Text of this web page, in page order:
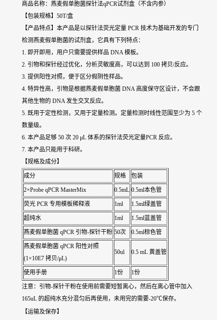
商品名称：燕麦假单胞菌探针法qPCR试剂盒（不含内参）
【包装规格】50T/盒
【产品特点】本产品是以探针法荧光定量 PCR 技术为基础开发的专门
检测燕麦假单胞菌的试剂盒，它具有下列特点：
1. 即开即用，用户只需要提供样品 DNA 模板。
2. 引物和探针经过优化，分析灵敏度高，可以达到 100 拷贝/反应。
3. 提供阳性对照，便于区分假阴性样品。
4. 特异性高，引物是根据燕麦假单胞菌 DNA 高度保守区设计，不会跟
其他生物的 DNA 发生交叉反应。
5. 既用于定性检测，又用于定量检测。定量检测时线性范围至少为 5 个
数量级。
6. 本产品足够 50 次 20 μL 体系的探针法荧光定量PCR 反应。
7. 本产品只能用于科研。
【规格及成分】
成分 规格 包装
2×Probe qPCR MasterMix 0.5mL 0.5ml本色管
荧光 PCR 专用模板稀释液 1ml 1.5ml绿盖管
超纯水 1ml 1.5ml蓝盖管
燕麦假单胞菌 qPCR 引物-探针干粉 50次 0.5ml棕色管
燕麦假单胞菌 qPCR 阳性对照
(1×10E7 拷贝/μL)
50ul 0.5 mL 黄盖管
使用手册 1份 1份
注意：引物-探针干粉在使用前需要短暂离心，然后在离心管中加入
165uL 的超纯水充分混匀后再使用，未用完的需要-20℃保存。
【运输及保存】